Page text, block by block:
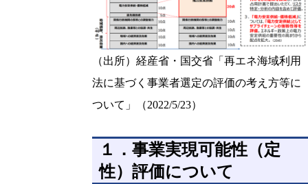
（出所）経産省・国交省「再エネ海域利用
法に基づく事業者選定の評価の考え方等に
ついて」（2022/5/23）
１．事業実現可能性（定
性）評価について